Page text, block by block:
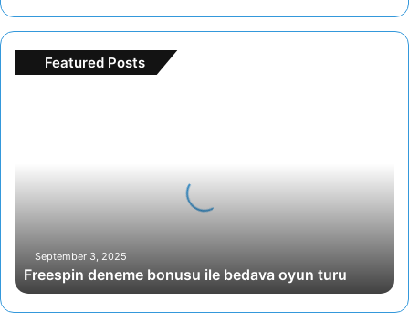
Featured Posts
September 3, 2025
Freespin deneme bonusu ile bedava oyun turu